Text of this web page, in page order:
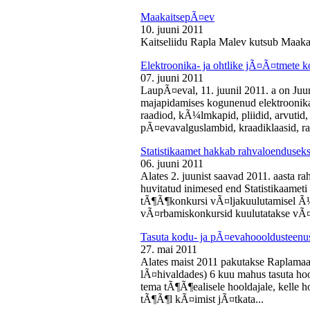
MaakaitsepÃ¤ev
10. juuni 2011
Kaitseliidu Rapla Malev kutsub
Elektroonika- ja ohtlike jÃ¤Ã¤tmete
07. juuni 2011
LaupÃ¤eval, 11. juunil 2011. a on
majapidamises kogunenud
raadiod, kÃ¼lmkapid, pliidid,
pÃ¤evavalguslambid, kraadiklaasid,
Statistikaamet hakkab
06. juuni 2011
Alates 2. juunist saavad 2011. aasta
huvitatud inimesed end
tÃ¶Ã¶konkursi vÃ¤ljakuulutamisel
vÃ¤rbamiskonkursid kuulutatakse
Tasuta kodu- ja
27. mai 2011
Alates maist 2011 pakutakse
lÃ¤hivaldades) 6 kuu mahus tasuta
tema tÃ¶Ã¶ealisele hooldajale, kelle
tÃ¶Ã¶l kÃ¤imist jÃ¤tkata...